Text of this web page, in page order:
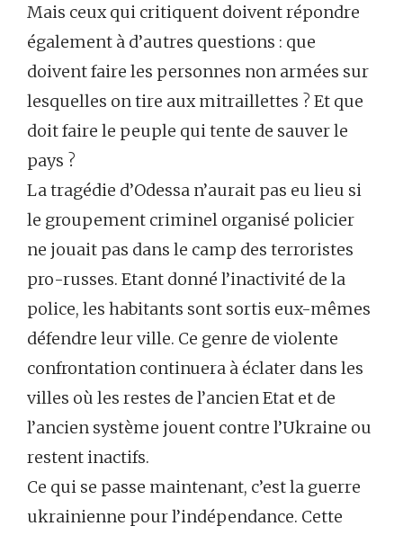
Mais ceux qui critiquent doivent répondre
également à d’autres questions : que
doivent faire les personnes non armées sur
lesquelles on tire aux mitraillettes ? Et que
doit faire le peuple qui tente de sauver le
pays ?
La tragédie d’Odessa n’aurait pas eu lieu si
le groupement criminel organisé policier
ne jouait pas dans le camp des terroristes
pro-russes. Etant donné l’inactivité de la
police, les habitants sont sortis eux-mêmes
défendre leur ville. Ce genre de violente
confrontation continuera à éclater dans les
villes où les restes de l’ancien Etat et de
l’ancien système jouent contre l’Ukraine ou
restent inactifs.
Ce qui se passe maintenant, c’est la guerre
ukrainienne pour l’indépendance. Cette